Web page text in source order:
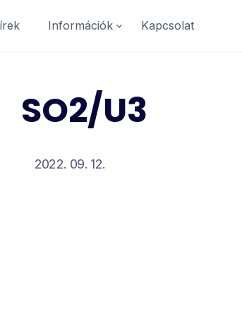
Információk Kapcsolat
SO2/U3
2022. 09. 12.